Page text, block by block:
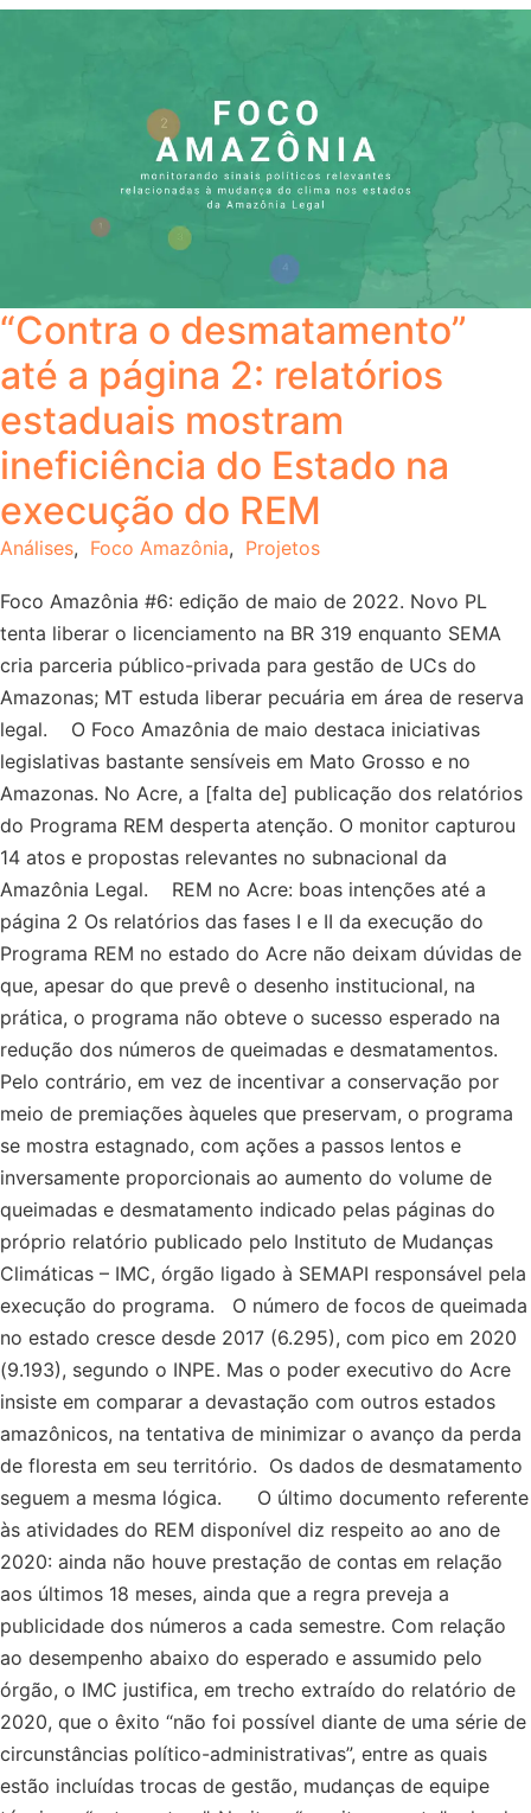
“Contra o desmatamento”
até a página 2: relatórios
estaduais mostram
ineficiência do Estado na
execução do REM
Análises, Foco Amazônia, Projetos
Foco Amazônia #6: edição de maio de 2022. Novo PL
tenta liberar o licenciamento na BR 319 enquanto SEMA
cria parceria público-privada para gestão de UCs do
Amazonas; MT estuda liberar pecuária em área de reserva
legal. O Foco Amazônia de maio destaca iniciativas
legislativas bastante sensíveis em Mato Grosso e no
Amazonas. No Acre, a [falta de] publicação dos relatórios
do Programa REM desperta atenção. O monitor capturou
14 atos e propostas relevantes no subnacional da
Amazônia Legal. REM no Acre: boas intenções até a
página 2 Os relatórios das fases I e II da execução do
Programa REM no estado do Acre não deixam dúvidas de
que, apesar do que prevê o desenho institucional, na
prática, o programa não obteve o sucesso esperado na
redução dos números de queimadas e desmatamentos.
Pelo contrário, em vez de incentivar a conservação por
meio de premiações àqueles que preservam, o programa
se mostra estagnado, com ações a passos lentos e
inversamente proporcionais ao aumento do volume de
queimadas e desmatamento indicado pelas páginas do
próprio relatório publicado pelo Instituto de Mudanças
Climáticas – IMC, órgão ligado à SEMAPI responsável pela
execução do programa. O número de focos de queimada
no estado cresce desde 2017 (6.295), com pico em 2020
(9.193), segundo o INPE. Mas o poder executivo do Acre
insiste em comparar a devastação com outros estados
amazônicos, na tentativa de minimizar o avanço da perda
de floresta em seu território. Os dados de desmatamento
seguem a mesma lógica. O último documento referente
às atividades do REM disponível diz respeito ao ano de
2020: ainda não houve prestação de contas em relação
aos últimos 18 meses, ainda que a regra preveja a
publicidade dos números a cada semestre. Com relação
ao desempenho abaixo do esperado e assumido pelo
órgão, o IMC justifica, em trecho extraído do relatório de
2020, que o êxito “não foi possível diante de uma série de
circunstâncias político-administrativas”, entre as quais
estão incluídas trocas de gestão, mudanças de equipe